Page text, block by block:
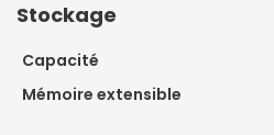
Stockage
Capacité
Mémoire extensible